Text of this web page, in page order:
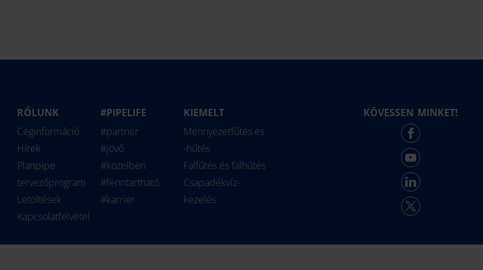
Sverige
United Kingdom
SoluForce - English
RÓLUNK
Céginformáció
Hírek
Planpipe
tervezőprogram
Letöltések
Kapcsolatfelvétel
#PIPELIFE
#partner
#jövő
#közelben
#fenntartható
#karrier
KIEMELT
Mennyezetfűtés és
-hűtés
Falfűtés és falhűtés
Csapadékvíz-
kezelés
KÖVESSEN MINKET!